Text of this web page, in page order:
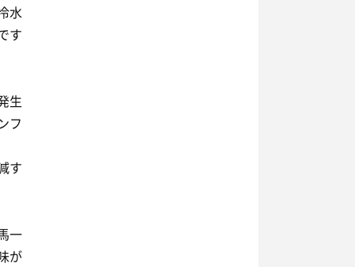
水
す
生
フ
す
一
が